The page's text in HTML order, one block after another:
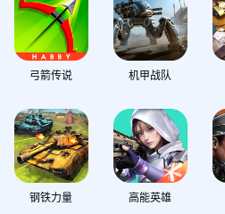
弓箭传说 机甲战队
钢铁力量 高能英雄